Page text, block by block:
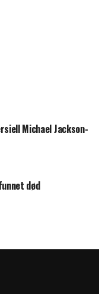
Michael Jackson-
død